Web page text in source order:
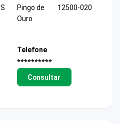
Pingo de
Ouro
12500-020
Telefone
**********
Consultar